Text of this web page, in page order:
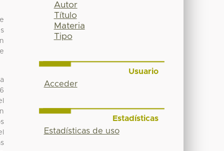
Autor
Título
Materia
Tipo
Usuario
Acceder
Estadísticas
Estadísticas de uso